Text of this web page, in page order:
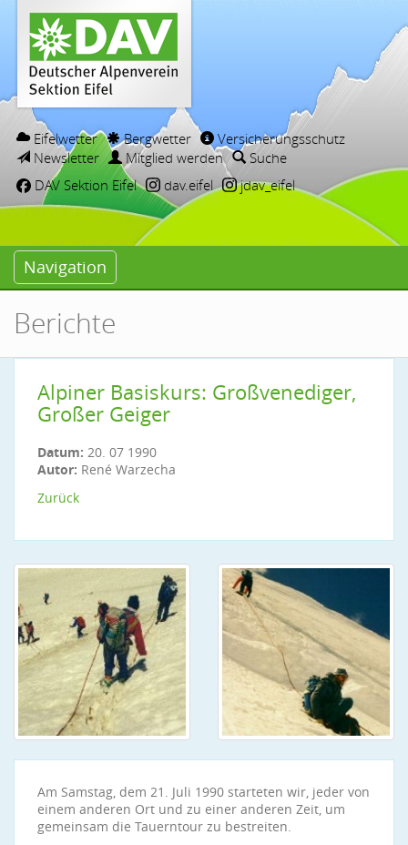
Eifelwetter Bergwetter
Versicherungsschutz
Newsletter
Mitglied werden
Suche
DAV Sektion Eifel
dav.eifel jdav_eifel
Navigation
Berichte
Alpiner Basiskurs: Großvenediger,
Großer Geiger
Datum: 20. 07 1990
Autor: René Warzecha
Zurück
Am Samstag, dem 21. Juli 1990 starteten wir, jeder von
einem anderen Ort und zu einer anderen Zeit, um
gemeinsam die Tauerntour zu bestreiten.